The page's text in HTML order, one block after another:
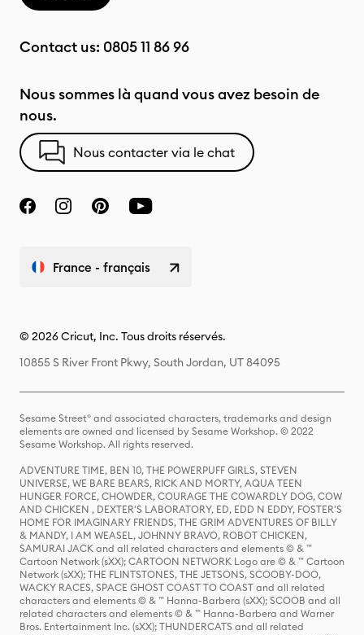
Contact us: 0805 11 86 96
Nous sommes là quand vous avez besoin de
nous.
Nous contacter via le chat
France - français
© 2026 Cricut, Inc. Tous droits réservés.
10855 S River Front Pkwy, South Jordan, UT 84095
Sesame Street® and associated characters, trademarks and design
elements are owned and licensed by Sesame Workshop. © 2022
Sesame Workshop. All rights reserved.
ADVENTURE TIME, BEN 10, THE POWERPUFF GIRLS, STEVEN
UNIVERSE, WE BARE BEARS, RICK AND MORTY, AQUA TEEN
HUNGER FORCE, CHOWDER, COURAGE THE COWARDLY DOG, COW
AND CHICKEN , DEXTER'S LABORATORY, ED, EDD N EDDY, FOSTER'S
HOME FOR IMAGINARY FRIENDS, THE GRIM ADVENTURES OF BILLY
& MANDY, I AM WEASEL, JOHNNY BRAVO, ROBOT CHICKEN,
SAMURAI JACK and all related characters and elements © & ™
Cartoon Network (sXX); CARTOON NETWORK Logo are © & ™ Cartoon
Network (sXX); THE FLINTSTONES, THE JETSONS, SCOOBY-DOO,
WACKY RACES, SPACE GHOST COAST TO COAST and all related
characters and elements © & ™ Hanna-Barbera (sXX); SCOOB and all
related characters and elements © & ™ Hanna-Barbera and Warner
Bros. Entertainment Inc. (sXX); THUNDERCATS and all related